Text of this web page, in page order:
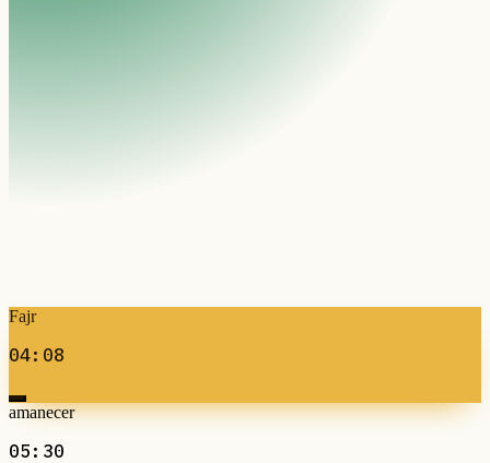
Fajr
04:08
amanecer
05:30